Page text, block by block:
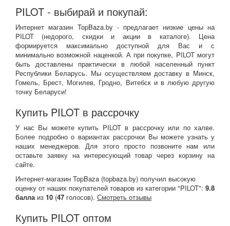
PILOT - выбирай и покупай:
Интернет магазин TopBaza.by - предлагает низкие цены на
PILOT (недорого, скидки и акции в каталоге). Цена
формируется максимально доступной для Вас и с
минимально возможной наценкой. А при покупке, PILOT могут
быть доставлены практически в любой населенный пункт
Республики Беларусь. Мы осуществляем доставку в Минск,
Гомель, Брест, Могилев, Гродно, Витебск и в любую другую
точку Беларуси!
Купить PILOT в рассрочку
У нас Вы можете купить PILOT в рассрочку или по халве.
Более подробно о вариантах рассрочки Вы можете узнать у
наших менеджеров. Для этого просто позвоните нам или
оставьте заявку на интересующий товар через корзину на
сайте.
Интернет-магазин TopBaza (topbaza.by) получил высокую
оценку от наших покупателей товаров из категории "PILOT": 9.8
баллаиз 10 (47 голосов). Смотреть отзывы
Купить PILOT оптом